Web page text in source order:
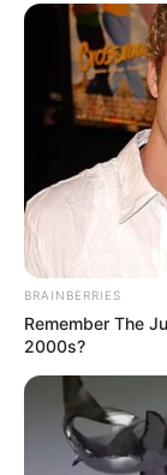
10 Pose
Banget
8 Kata
Minggu
Ngenes
BRAINBERRIES
Remember The
2000s?